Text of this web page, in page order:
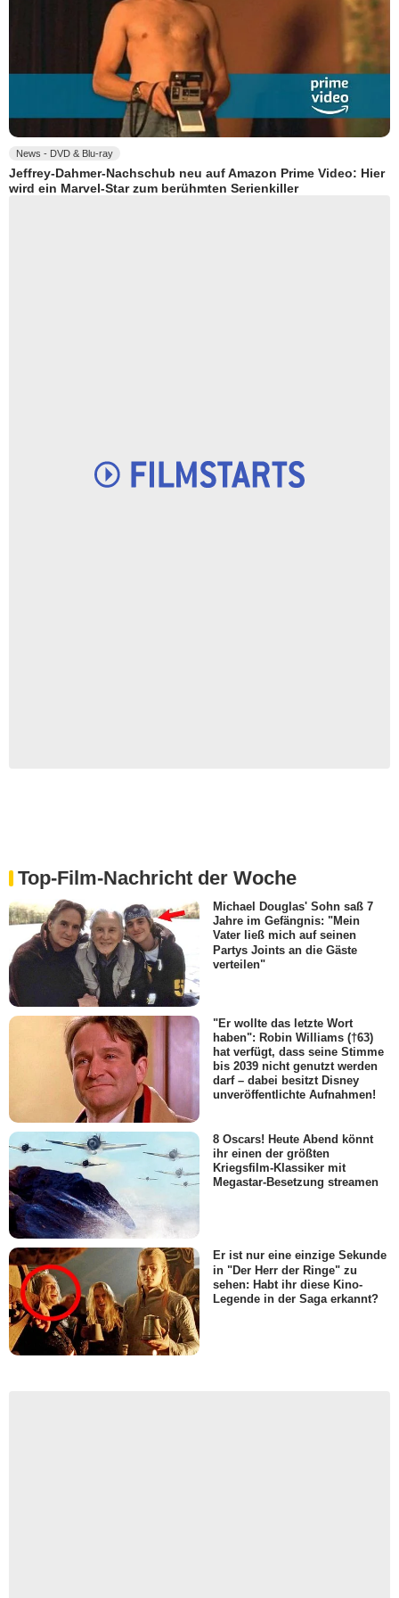
News - DVD & Blu-ray
Jeffrey-Dahmer-Nachschub neu auf Amazon Prime Video: Hier
wird ein Marvel-Star zum berühmten Serienkiller
Top-Film-Nachricht der Woche
Michael Douglas' Sohn saß 7
Jahre im Gefängnis: "Mein
Vater ließ mich auf seinen
Partys Joints an die Gäste
verteilen"
"Er wollte das letzte Wort
haben": Robin Williams (†63)
hat verfügt, dass seine Stimme
bis 2039 nicht genutzt werden
darf – dabei besitzt Disney
unveröffentlichte Aufnahmen!
8 Oscars! Heute Abend könnt
ihr einen der größten
Kriegsfilm-Klassiker mit
Megastar-Besetzung streamen
Er ist nur eine einzige Sekunde
in "Der Herr der Ringe" zu
sehen: Habt ihr diese Kino-
Legende in der Saga erkannt?